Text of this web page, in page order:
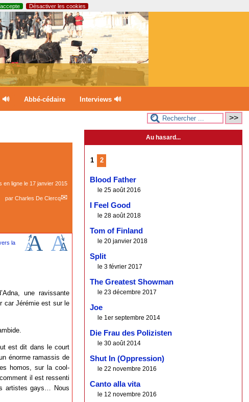
Désactiver les cookies
🔊 Abbé-cédaire Interviews 🔊
en ligne le 17 janvier 2015
par Charles De Clercq
la
une ravissante
car Jérémie est sur le
est dit dans le court
énorme ramassis de
homos, sur la cool-
il est ressenti
artistes gays… Nous
Au hasard...
1 2
Blood Father
le 25 août 2016
I Feel Good
le 28 août 2018
Tom of Finland
le 20 janvier 2018
Split
le 3 février 2017
The Greatest Showman
le 23 décembre 2017
Joe
le 1er septembre 2014
Die Frau des Polizisten
le 30 août 2014
Shut In (Oppression)
le 22 novembre 2016
Canto alla vita
le 12 novembre 2016